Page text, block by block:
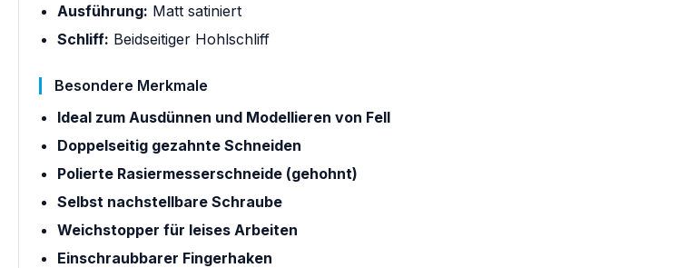
Ausführung: Matt satiniert
Schliff: Beidseitiger Hohlschliff
Besondere Merkmale
Ideal zum Ausdünnen und Modellieren von Fell
Doppelseitig gezahnte Schneiden
Polierte Rasiermesserschneide (gehohnt)
Selbst nachstellbare Schraube
Weichstopper für leises Arbeiten
Einschraubbarer Fingerhaken